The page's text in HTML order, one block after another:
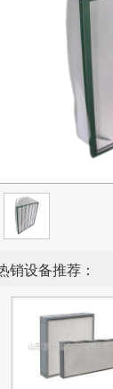
销设备推荐：